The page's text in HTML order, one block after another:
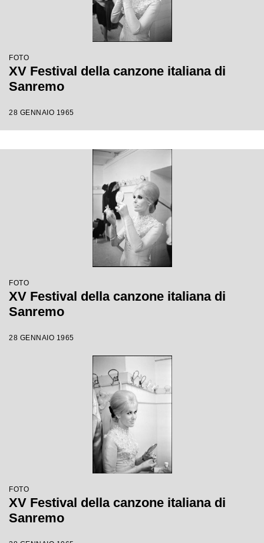
FOTO
XV Festival della canzone italiana di
Sanremo
28 GENNAIO 1965
FOTO
XV Festival della canzone italiana di
Sanremo
28 GENNAIO 1965
FOTO
XV Festival della canzone italiana di
Sanremo